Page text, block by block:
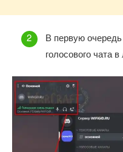
В первую
голосового чата